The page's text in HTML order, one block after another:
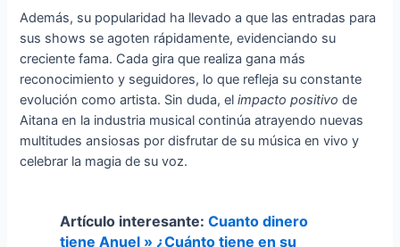
Además, su popularidad ha llevado a que las entradas para
sus shows se agoten rápidamente, evidenciando su
creciente fama. Cada gira que realiza gana más
reconocimiento y seguidores, lo que refleja su constante
evolución como artista. Sin duda, elimpacto positivo de
Aitana en la industria musical continúa atrayendo nuevas
multitudes ansiosas por disfrutar de su música en vivo y
celebrar la magia de su voz.
Artículo interesante: Cuanto dinero
tiene Anuel » ¿Cuánto tiene en su